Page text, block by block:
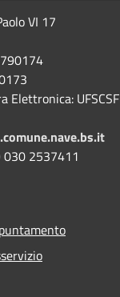
VI 17
Elettronica: UFSCSF
030 2537411